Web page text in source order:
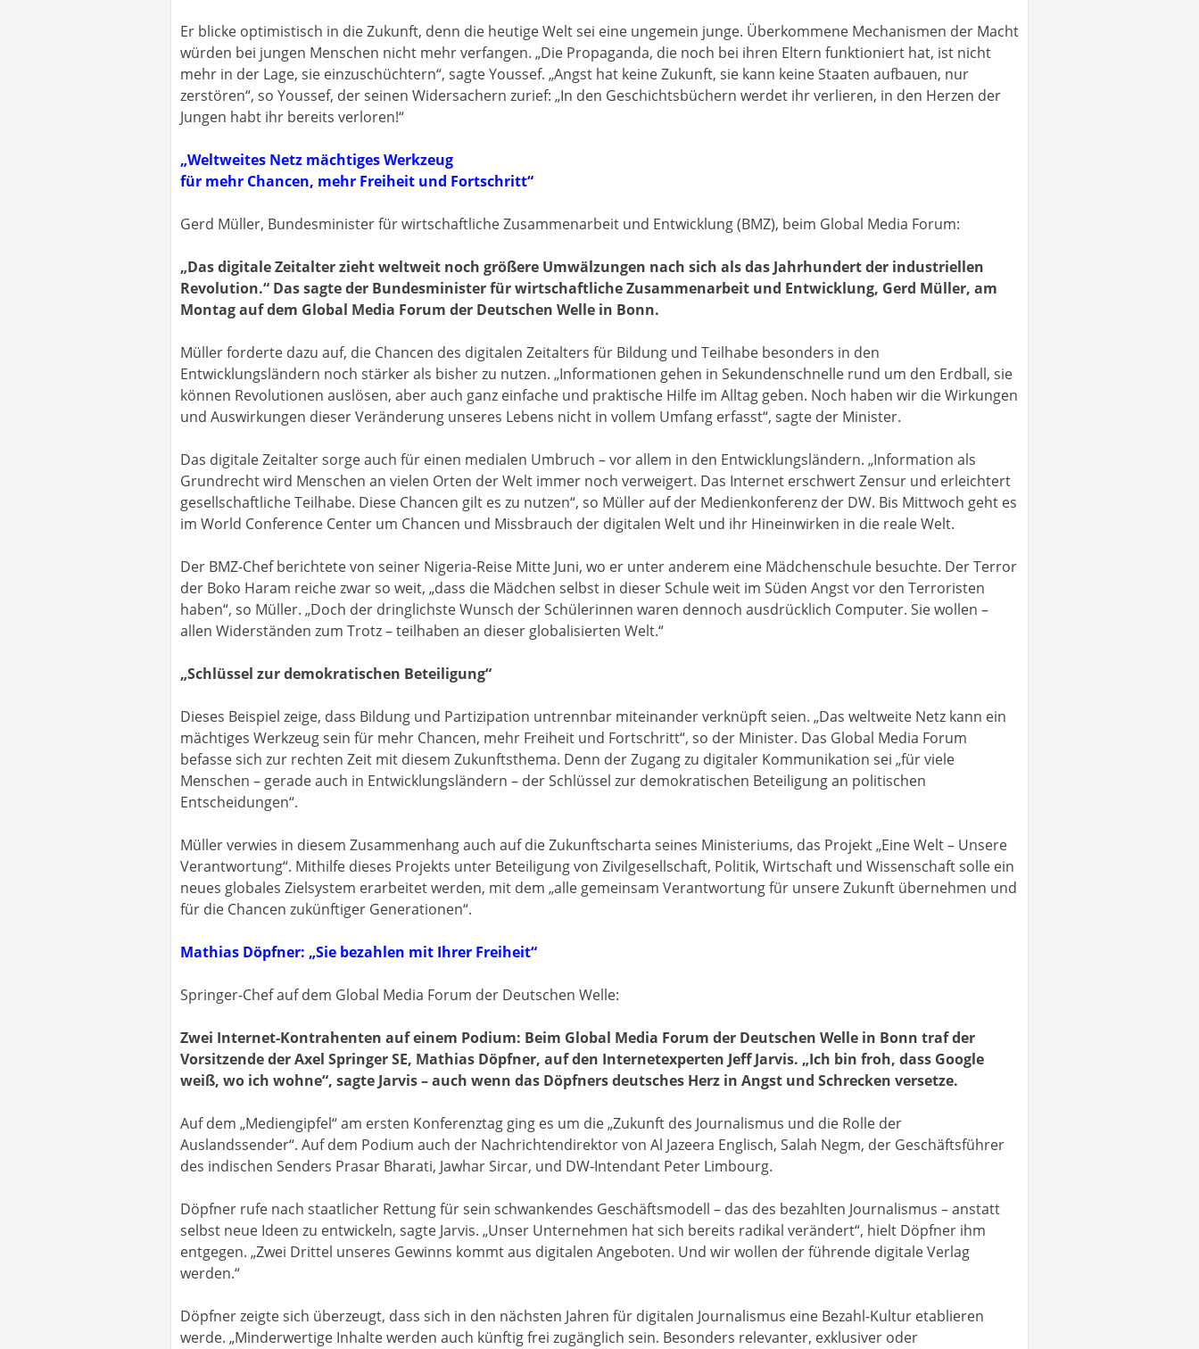
Er blicke optimistisch in die Zukunft, denn die heutige Welt sei eine ungemein junge. Überkommene Mechanismen der Macht
würden bei jungen Menschen nicht mehr verfangen. „Die Propaganda, die noch bei ihren Eltern funktioniert hat, ist nicht
mehr in der Lage, sie einzuschüchtern“, sagte Youssef. „Angst hat keine Zukunft, sie kann keine Staaten aufbauen, nur
zerstören“, so Youssef, der seinen Widersachern zurief: „In den Geschichtsbüchern werdet ihr verlieren, in den Herzen der
Jungen habt ihr bereits verloren!“
„Weltweites Netz mächtiges Werkzeug
für mehr Chancen, mehr Freiheit und Fortschritt“
Gerd Müller, Bundesminister für wirtschaftliche Zusammenarbeit und Entwicklung (BMZ), beim Global Media Forum:
„Das digitale Zeitalter zieht weltweit noch größere Umwälzungen nach sich als das Jahrhundert der industriellen
Revolution.“ Das sagte der Bundesminister für wirtschaftliche Zusammenarbeit und Entwicklung, Gerd Müller, am
Montag auf dem Global Media Forum der Deutschen Welle in Bonn.
Müller forderte dazu auf, die Chancen des digitalen Zeitalters für Bildung und Teilhabe besonders in den
Entwicklungsländern noch stärker als bisher zu nutzen. „Informationen gehen in Sekundenschnelle rund um den Erdball, sie
können Revolutionen auslösen, aber auch ganz einfache und praktische Hilfe im Alltag geben. Noch haben wir die Wirkungen
und Auswirkungen dieser Veränderung unseres Lebens nicht in vollem Umfang erfasst“, sagte der Minister.
Das digitale Zeitalter sorge auch für einen medialen Umbruch – vor allem in den Entwicklungsländern. „Information als
Grundrecht wird Menschen an vielen Orten der Welt immer noch verweigert. Das Internet erschwert Zensur und erleichtert
gesellschaftliche Teilhabe. Diese Chancen gilt es zu nutzen“, so Müller auf der Medienkonferenz der DW. Bis Mittwoch geht es
im World Conference Center um Chancen und Missbrauch der digitalen Welt und ihr Hineinwirken in die reale Welt.
Der BMZ-Chef berichtete von seiner Nigeria-Reise Mitte Juni, wo er unter anderem eine Mädchenschule besuchte. Der Terror
der Boko Haram reiche zwar so weit, „dass die Mädchen selbst in dieser Schule weit im Süden Angst vor den Terroristen
haben“, so Müller. „Doch der dringlichste Wunsch der Schülerinnen waren dennoch ausdrücklich Computer. Sie wollen –
allen Widerständen zum Trotz – teilhaben an dieser globalisierten Welt.“
„Schlüssel zur demokratischen Beteiligung“
Dieses Beispiel zeige, dass Bildung und Partizipation untrennbar miteinander verknüpft seien. „Das weltweite Netz kann ein
mächtiges Werkzeug sein für mehr Chancen, mehr Freiheit und Fortschritt“, so der Minister. Das Global Media Forum
befasse sich zur rechten Zeit mit diesem Zukunftsthema. Denn der Zugang zu digitaler Kommunikation sei „für viele
Menschen – gerade auch in Entwicklungsländern – der Schlüssel zur demokratischen Beteiligung an politischen
Entscheidungen“.
Müller verwies in diesem Zusammenhang auch auf die Zukunftscharta seines Ministeriums, das Projekt „Eine Welt – Unsere
Verantwortung“. Mithilfe dieses Projekts unter Beteiligung von Zivilgesellschaft, Politik, Wirtschaft und Wissenschaft solle ein
neues globales Zielsystem erarbeitet werden, mit dem „alle gemeinsam Verantwortung für unsere Zukunft übernehmen und
für die Chancen zukünftiger Generationen“.
Mathias Döpfner: „Sie bezahlen mit Ihrer Freiheit“
Springer-Chef auf dem Global Media Forum der Deutschen Welle:
Zwei Internet-Kontrahenten auf einem Podium: Beim Global Media Forum der Deutschen Welle in Bonn traf der
Vorsitzende der Axel Springer SE, Mathias Döpfner, auf den Internetexperten Jeff Jarvis. „Ich bin froh, dass Google
weiß, wo ich wohne“, sagte Jarvis – auch wenn das Döpfners deutsches Herz in Angst und Schrecken versetze.
Auf dem „Mediengipfel“ am ersten Konferenztag ging es um die „Zukunft des Journalismus und die Rolle der
Auslandssender“. Auf dem Podium auch der Nachrichtendirektor von Al Jazeera Englisch, Salah Negm, der Geschäftsführer
des indischen Senders Prasar Bharati, Jawhar Sircar, und DW-Intendant Peter Limbourg.
Döpfner rufe nach staatlicher Rettung für sein schwankendes Geschäftsmodell – das des bezahlten Journalismus – anstatt
selbst neue Ideen zu entwickeln, sagte Jarvis. „Unser Unternehmen hat sich bereits radikal verändert“, hielt Döpfner ihm
entgegen. „Zwei Drittel unseres Gewinns kommt aus digitalen Angeboten. Und wir wollen der führende digitale Verlag
werden.“
Döpfner zeigte sich überzeugt, dass sich in den nächsten Jahren für digitalen Journalismus eine Bezahl-Kultur etablieren
werde. „Minderwertige Inhalte werden auch künftig frei zugänglich sein. Besonders relevanter, exklusiver oder